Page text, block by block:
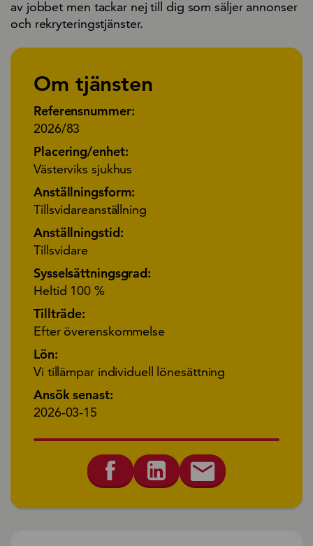
av jobbet men tackar nej till dig som säljer annonser
och rekryteringstjänster.
Om tjänsten
Referensnummer:
2026/83
Placering/enhet:
Västerviks sjukhus
Anställningsform:
Tillsvidareanställning
Anställningstid:
Tillsvidare
Sysselsättningsgrad:
Heltid 100 %
Tillträde:
Efter överenskommelse
Lön:
Vi tillämpar individuell lönesättning
Ansök senast:
2026-03-15